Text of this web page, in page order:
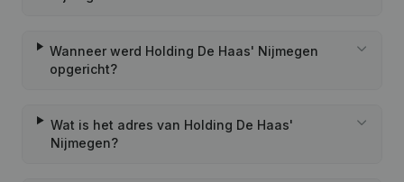
Wanneer werd Holding De Haas' Nijmegen
opgericht?
Wat is het adres van Holding De Haas'
Nijmegen?